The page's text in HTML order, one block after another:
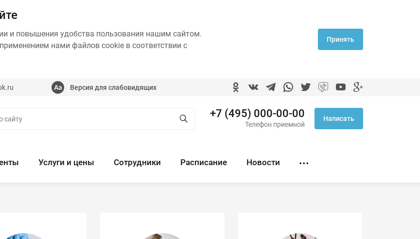
и повышения удобства пользования нашим сайтом.
нами файлов cookie в соответствии с
Принять
Версия для слабовидящих
+7 (495) 000-00-00
Телефон приемной
Написать
Услуги и цены Сотрудники Расписание Новости